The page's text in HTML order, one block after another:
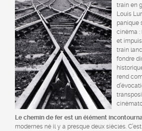
train en
Louis
panique
cinéma :
et
train
fondre
rend
Le chemin de fer est un élément
modernes né il y a presque deux siècles.